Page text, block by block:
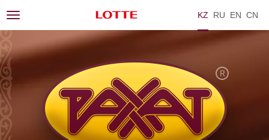
KZ RU EN ZH
Toggle
navigation